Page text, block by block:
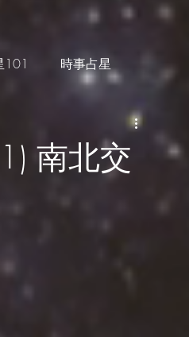
101 時事占星
南北交